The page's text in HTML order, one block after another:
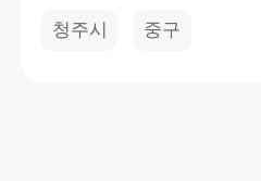
청주시 중구